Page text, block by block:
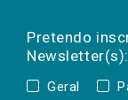
Pretendo
Newsletter(s):
Geral
a(s)
mail